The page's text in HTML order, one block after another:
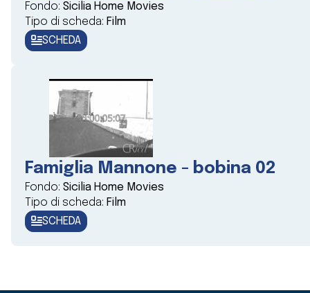
Fondo: Sicilia Home Movies
Tipo di scheda: Film
SCHEDA
Famiglia Mannone - bobina 02
Fondo: Sicilia Home Movies
Tipo di scheda: Film
SCHEDA